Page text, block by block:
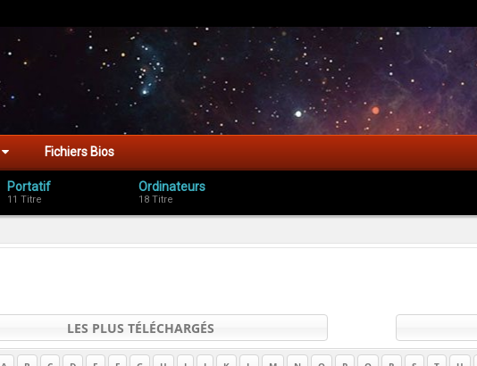
Fichiers Bios
Portatif
11 Titre
Ordinateurs
18 Titre
LES PLUS TÉLÉCHARGÉS